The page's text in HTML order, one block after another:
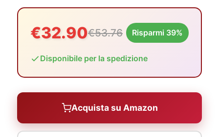
€32.90€53.76 Risparmi 39%
Disponibile per la spedizione
Acquista su Amazon